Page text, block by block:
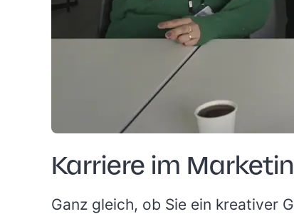
Karriere im
Ganz gleich, ob Sie ein kreativer